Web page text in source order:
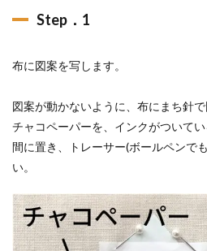
Step．1
布に図案を写します。
図案が動かないように、布にまち針で
チャコペーパーを、インクがついて
間に置き、トレーサー(ボールペンで
い。